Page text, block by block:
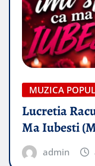
MUZICA
Lucretia
Ma Iubesti
admin